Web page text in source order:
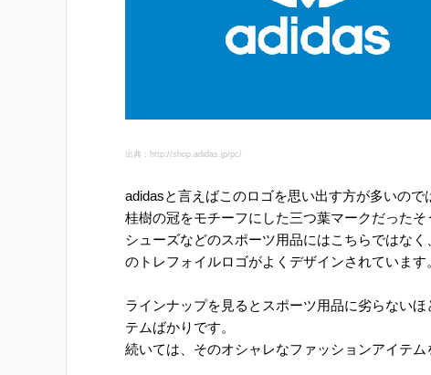
出典：http://shop.adidas.jp/pc/
adidasと言えばこのロゴを思い出す方が多いの
桂樹の冠をモチーフにした三つ葉マークだったそ
シューズなどのスポーツ用品にはこちらではな
のトレフォイルロゴがよくデザインされています
ラインナップを見るとスポーツ用品に劣らない
テムばかりです。
続いては、そのオシャレなファッションアイテ